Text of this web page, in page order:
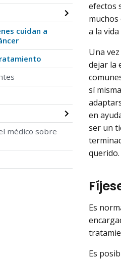
cuidan a
médico sobre
efectos
a la
Una
dejar la
sí
en
ser un
querido.
Es
Es